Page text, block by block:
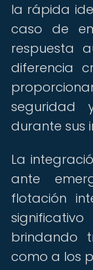
la rápida
caso de
respuesta
diferencia
seguridad
durante sus
La
ante
flotación
brindando
como a los